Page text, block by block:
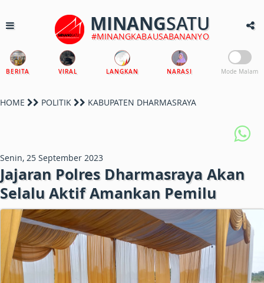
MINANGSATU
#MINANGKABAUSABANANYO
BERITA VIRAL LANGKAN NARASI Mode Malam
HOME POLITIK KABUPATEN DHARMASRAYA
Senin, 25 September 2023
Jajaran Polres Dharmasraya Akan
Selalu Aktif Amankan Pemilu